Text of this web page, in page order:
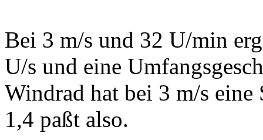
Bei 3 m/s und 32 U/min
U/s und eine
Windrad hat bei 3 m/s
1,4 paßt also.